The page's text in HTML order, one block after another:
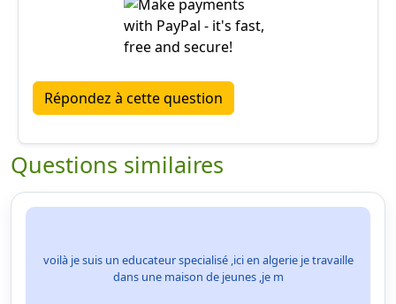
Répondez à cette question
Questions similaires
voilà je suis un educateur specialisé ,ici en algerie je travaille
dans une maison de jeunes ,je m